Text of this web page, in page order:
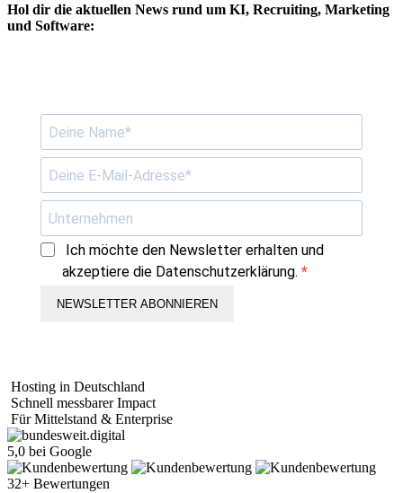
Hol dir die aktuellen News rund um KI, Recruiting, Marketing
und Software:
Ich möchte den Newsletter erhalten und
akzeptiere die Datenschutzerklärung.
NEWSLETTER ABONNIEREN
Hosting in Deutschland
Schnell messbarer Impact
Für Mittelstand & Enterprise
5,0 bei Google
32+ Bewertungen